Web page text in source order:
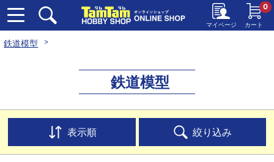
マイページ カート
0
鉄道模型
鉄道模型
表示順 絞り込み